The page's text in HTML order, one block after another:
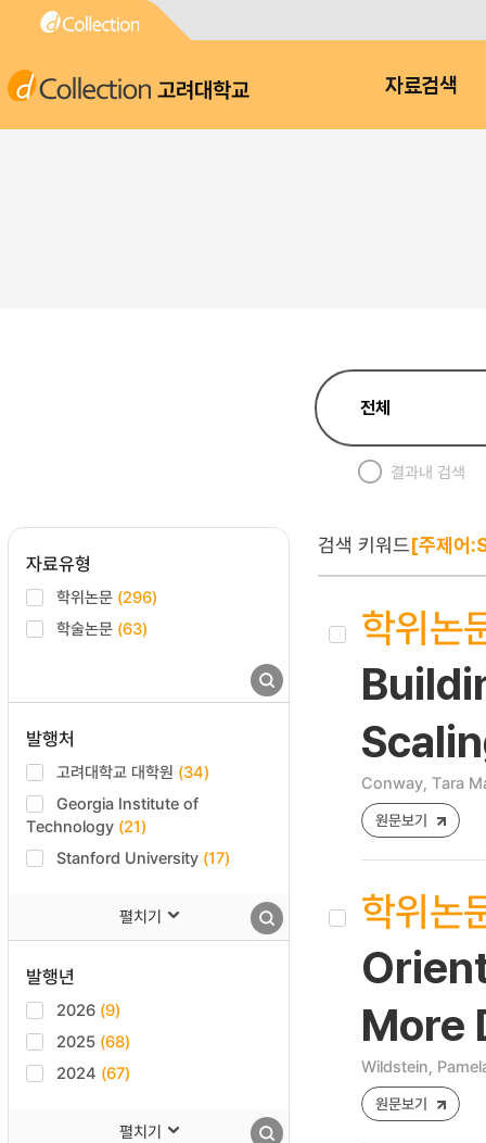
고려대학교 자료검색
결과내 검색
자료유형
학위논문 (296)
학술논문 (63)
발행처
고려대학교 대학원 (34)
Georgia Institute of
Technology (21)
Stanford University (17)
펼치기
발행년
2026 (9)
2025 (68)
2024 (67)
펼치기
검색 키워드[주제어
학위논
Conway, Tara
원문보기
학위논
More
Wildstein,
원문보기